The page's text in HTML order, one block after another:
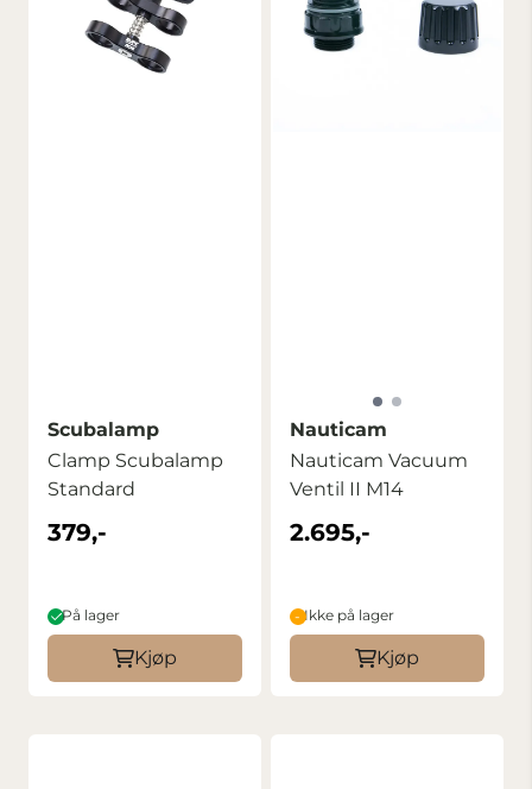
Scubalamp
Clamp Scubalamp
Standard
379,-
På lager
Kjøp
Nauticam
Nauticam Vacuum
Ventil II M14
2.695,-
Ikke på lager
Kjøp